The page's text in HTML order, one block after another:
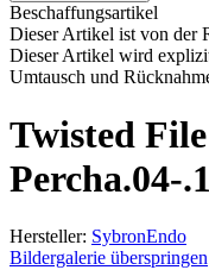
Beschaffungsartikel
Dieser Artikel ist von der
Dieser Artikel wird
Umtausch und
Twisted
Percha.04-
Hersteller: SybronEndo
Bildergalerie überspringen